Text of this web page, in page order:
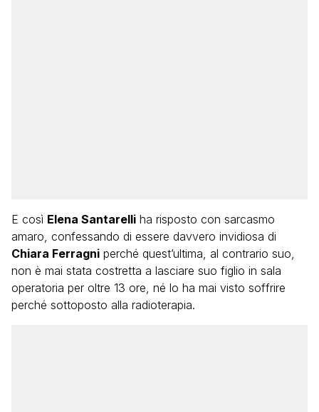
E così Elena Santarelli ha risposto con sarcasmo
amaro, confessando di essere davvero invidiosa di
Chiara Ferragni perché quest’ultima, al contrario suo,
non è mai stata costretta a lasciare suo figlio in sala
operatoria per oltre 13 ore, né lo ha mai visto soffrire
perché sottoposto alla radioterapia.